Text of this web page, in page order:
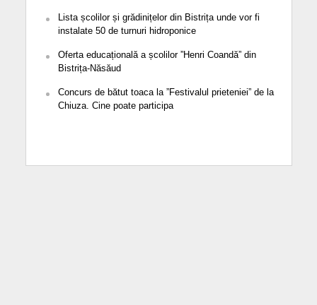
Lista școlilor și grădinițelor din Bistrița unde vor fi
instalate 50 de turnuri hidroponice
Oferta educațională a școlilor ”Henri Coandă” din
Bistrița-Năsăud
Concurs de bătut toaca la ”Festivalul prieteniei” de la
Chiuza. Cine poate participa